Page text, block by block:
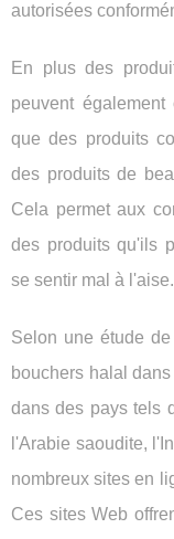
autorisées
En plus des
peuvent
que des produits
des produits de
Cela permet aux
des produits qu'ils
se sentir mal à l'aise.
Selon une étude
bouchers halal
dans des pays tels
l'Arabie saoudite,
nombreux sites en
Ces sites Web